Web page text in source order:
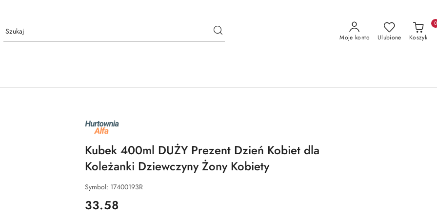
Moje konto Ulubione Koszyk
0
NAZWA
PRODUCENTA:
ALFA
Kubek 400ml DUŻY Prezent Dzień Kobiet dla
Koleżanki Dziewczyny Żony Kobiety
Symbol: 17400193R
cena:
33.58